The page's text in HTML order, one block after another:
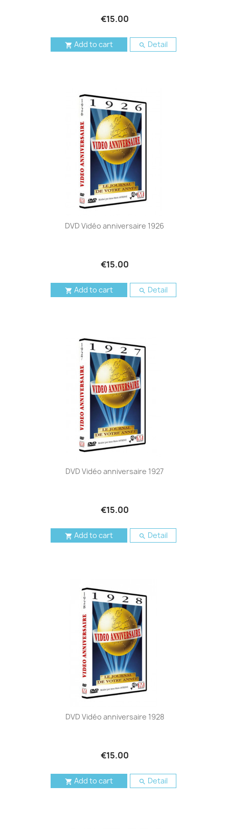
€15.00
 Add to cart  Detail
DVD Vidéo anniversaire 1926
€15.00
 Add to cart  Detail
DVD Vidéo anniversaire 1927
€15.00
 Add to cart  Detail
DVD Vidéo anniversaire 1928
€15.00
 Add to cart  Detail